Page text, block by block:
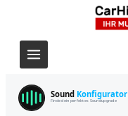
Sound Konfigurator
Finde dein perfektes Soundupgrade